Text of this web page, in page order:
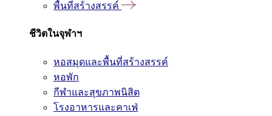
พื้นที่สร้างสรรค์
ชีวิตในจุฬาฯ
หอสมุดและพื้นที่สร้างสรรค์
หอพัก
กีฬาและสุขภาพนิสิต
โรงอาหารและคาเฟ่